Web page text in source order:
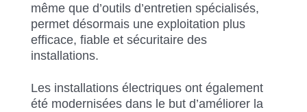
même que d’outils d’entretien spécialisés,
permet désormais une exploitation plus
efficace, fiable et sécuritaire des
installations.
Les installations électriques ont également
été modernisées dans le but d’améliorer la